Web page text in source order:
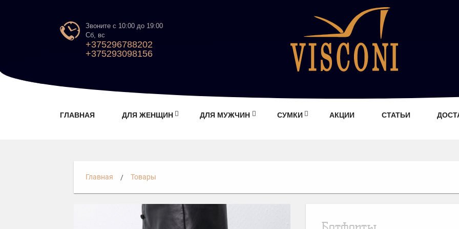
Звоните с 10:00 до 19:00
Сб, вс
+375296788202
+375293098156
ГЛАВНАЯ ДЛЯ ЖЕНЩИН ДЛЯ МУЖЧИН СУМКИ АКЦИИ СТАТЬИ
Главная Товары